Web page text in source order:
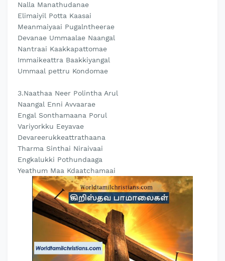
Nalla Manathudanae
Elimaiyil Potta Kaasai
Meanmaiyaai Pugalntheerae
Devanae Ummaalae Naangal
Nantraai Kaakkapattomae
Immaikeattra Baakkiyangal
Ummaal pettru Kondomae
3.Naathaa Neer Polintha Arul
Naangal Enni Avvaarae
Engal Sonthamaana Porul
Variyorkku Eeyavae
Devareerukkeattrathaana
Tharma Sinthai Niraivaai
Engkalukki Pothundaaga
Yeathum Maa Kdaatchamaai